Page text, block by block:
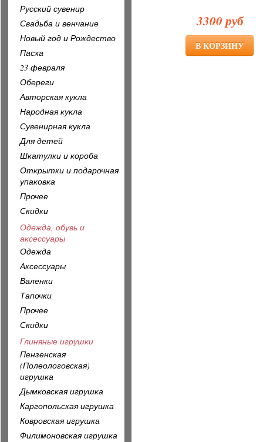
3300 руб
Русский сувенир
Свадьба и венчание
Новый год и Рождество
Пасха
23 февраля
Обереги
Авторская кукла
Народная кукла
Сувенирная кукла
Для детей
Шкатулки и короба
Открытки и подарочная
упаковка
Прочее
Скидки
Одежда, обувь и
аксессуары
Одежда
Аксессуары
Валенки
Тапочки
Прочее
Скидки
Глиняные игрушки
Пензенская
(Полеологовская)
игрушка
Дымковская игрушка
Каргопольская игрушка
Ковровская игрушка
Филимоновская игрушка